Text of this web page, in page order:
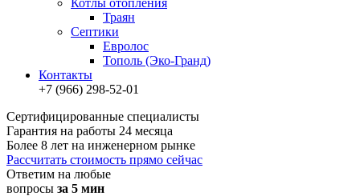
Траян
Септики
Евролос
Тополь (Эко-Гранд)
Контакты
+7 (966) 298-52-01
Сертифицированные специалисты
Гарантия на работы 24 месяца
Более 8 лет на инженерном рынке
Рассчитать стоимость прямо сейчас
Ответим на любые
вопросы за 5 мин